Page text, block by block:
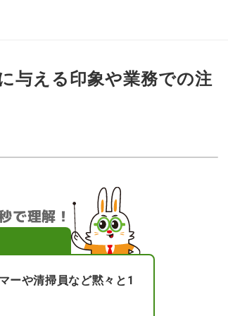
与える印象や業務での注
で理解！
ーや清掃員など黙々と1